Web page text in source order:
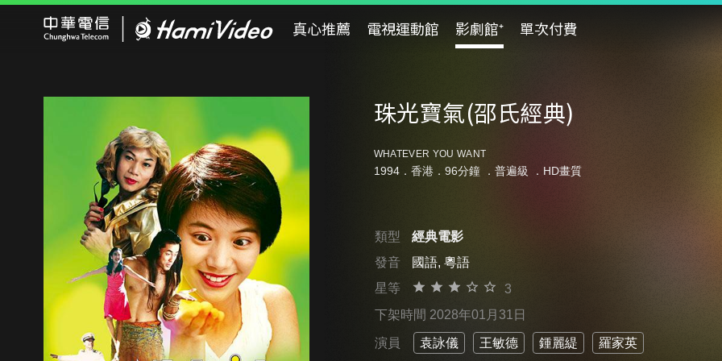
真心推薦 電視運動館 影劇館⁺ 單次付費
珠光寶氣(邵氏經典)
WHATEVER YOU WANT
1994．香港．96分鐘 ． 普遍級 ．HD畫質
類型
經典電影
發音
國語, 粵語
星等
3
下架時間 2028年01月31日
演員 袁詠儀 王敏德 鍾麗緹 羅家英